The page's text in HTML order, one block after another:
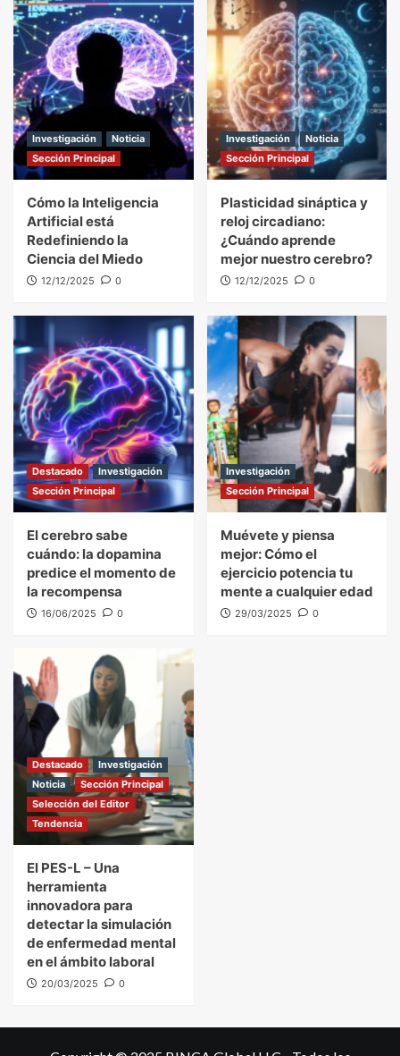
Investigación
Noticia
Sección Principal
Cómo la Inteligencia
Artificial está
Redefiniendo la
Ciencia del Miedo
12/12/2025 0
Investigación
Noticia
Sección Principal
Plasticidad sináptica y
reloj circadiano:
¿Cuándo aprende
mejor nuestro cerebro?
12/12/2025 0
Destacado
Investigación
Sección Principal
El cerebro sabe
cuándo: la dopamina
predice el momento de
la recompensa
16/06/2025 0
Investigación
Sección Principal
Muévete y piensa
mejor: Cómo el
ejercicio potencia tu
mente a cualquier edad
29/03/2025 0
Destacado
Investigación
Noticia
Sección Principal
Selección del Editor
Tendencia
El PES-L – Una
herramienta
innovadora para
detectar la simulación
de enfermedad mental
en el ámbito laboral
20/03/2025 0